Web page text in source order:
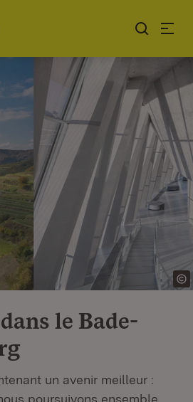
le Bade-
un avenir meilleur :
poursuivons ensemble